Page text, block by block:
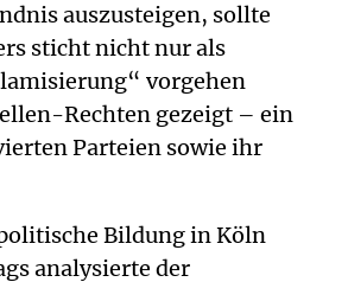
auszusteigen, sollte
sticht nicht nur als
vorgehen
Rechten gezeigt – ein
Parteien sowie ihr
Bildung in Köln
analysierte der